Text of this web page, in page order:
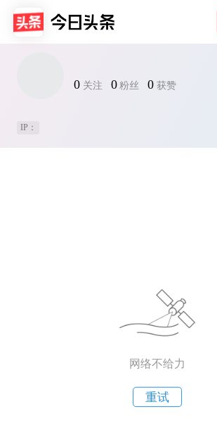
0 关注 0 粉丝 0 获赞
IP：
网络不给力
重试